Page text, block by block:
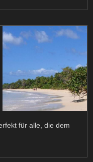
für alle, die dem